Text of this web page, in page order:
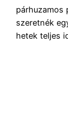
párhuzamos
szeretnék
hetek teljes